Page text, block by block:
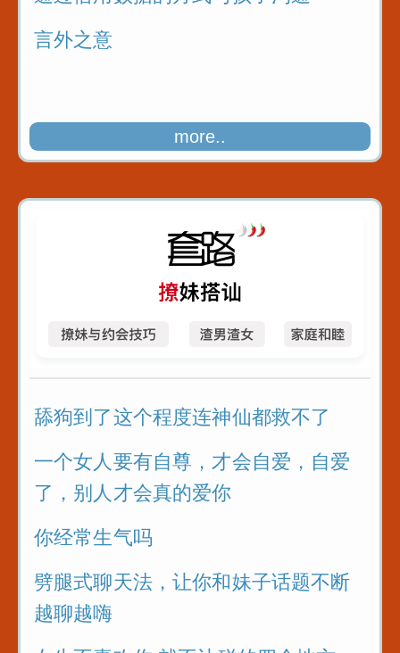
言外之意
more..
舔狗到了这个程度连神仙都救不了
一个女人要有自尊，才会自爱，自爱
了，别人才会真的爱你
你经常生气吗
劈腿式聊天法，让你和妹子话题不断
越聊越嗨